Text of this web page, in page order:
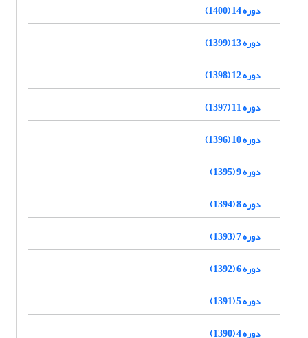
دوره 14 (1400)
دوره 13 (1399)
دوره 12 (1398)
دوره 11 (1397)
دوره 10 (1396)
دوره 9 (1395)
دوره 8 (1394)
دوره 7 (1393)
دوره 6 (1392)
دوره 5 (1391)
دوره 4 (1390)